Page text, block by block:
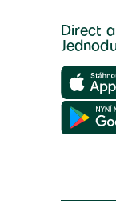
Direct